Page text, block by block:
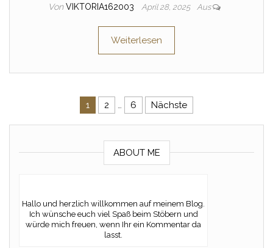
Von VIKTORIA162003 April 28, 2025 Aus
Weiterlesen
Seitennummerierung der
1 2 6 Nächste
ABOUT ME
Hallo und herzlich willkommen auf meinem Blog.
Ich wünsche euch viel Spaß beim Stöbern und
würde mich freuen, wenn Ihr ein Kommentar da
lasst.